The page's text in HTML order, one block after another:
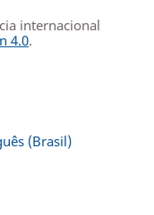
internacional
4.0.
(Brasil)